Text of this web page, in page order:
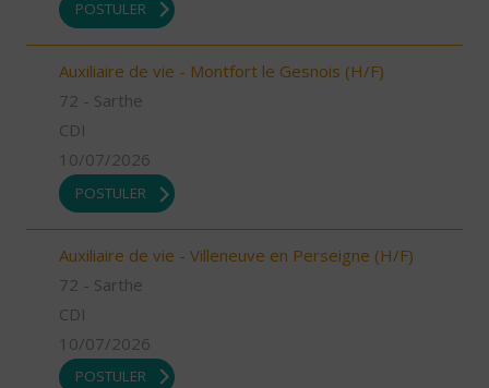
POSTULER
Auxiliaire de vie - Montfort le Gesnois (H/F)
72 - Sarthe
CDI
10/07/2026
POSTULER
Auxiliaire de vie - Villeneuve en Perseigne (H/F)
72 - Sarthe
CDI
10/07/2026
POSTULER